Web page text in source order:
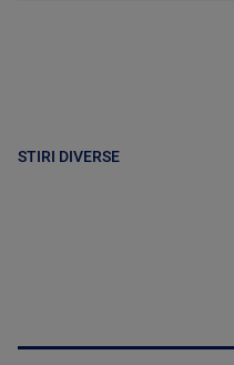
STIRI DIVERSE